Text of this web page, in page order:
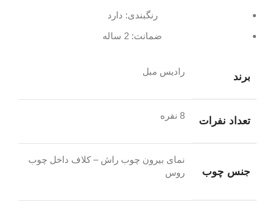
رنگبندی: دارد
ضمانت: 2 ساله
برند رادیس مبل
تعداد نفرات 8 نفره
جنس چوب
نمای بیرون چوب راش – کلاف داخل چوب
روس